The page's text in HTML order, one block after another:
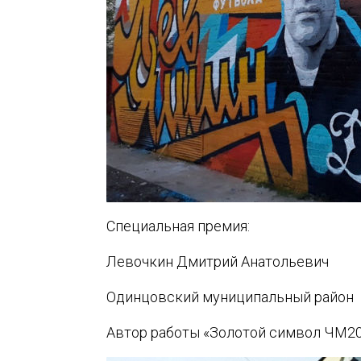
Специальная премия:
Левочкин Дмитрий Анатольевич
Одинцовский муниципальный район
Автор работы «Золотой символ